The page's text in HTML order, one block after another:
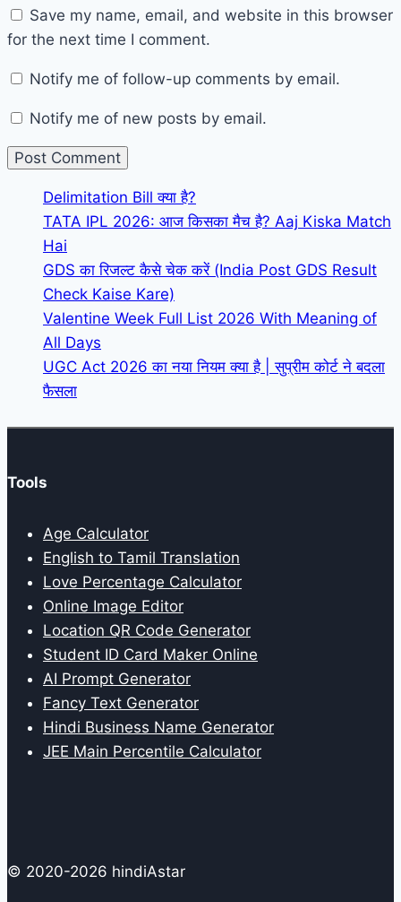
Save my name, email, and website in this browser
for the next time I comment.
Notify me of follow-up comments by email.
Notify me of new posts by email.
Delimitation Bill क्या है?
TATA IPL 2026: आज किसका मैच है? Aaj Kiska Match
Hai
GDS का रिजल्ट कैसे चेक करें (India Post GDS Result
Check Kaise Kare)
Valentine Week Full List 2026 With Meaning of
All Days
UGC Act 2026 का नया नियम क्या है | सुप्रीम कोर्ट ने बदला
फैसला
Tools
Age Calculator
English to Tamil Translation
Love Percentage Calculator
Online Image Editor
Location QR Code Generator
Student ID Card Maker Online
AI Prompt Generator
Fancy Text Generator
Hindi Business Name Generator
JEE Main Percentile Calculator
© 2020-2026 hindiAstar